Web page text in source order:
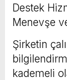
Destek
Menevşe
Şirketin
kademeli